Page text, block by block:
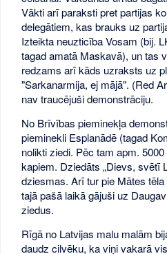
Vākti arī paraksti pret partijas
delegātiem, kas brauks uz
Izteikta neuzticība Vosam (bij.
tagad amatā Maskavā), un tas
redzams arī kāds uzraksts uz
"Sarkanarmija, ej mājā". (Red
nav traucējuši demonstrāciju.
No Brīvības pieminekļa
pieminekli Esplanādē (tagad
nolikti ziedi. Pēc tam apm.
kapiem. Dziedāts „Dievs, svētī
dziesmas. Arī tur pie Mātes
tajā pašā laikā gājuši uz
ziedus.
Rīgā no Latvijas malu malām
daudz cilvēku, ka viņi vakarā